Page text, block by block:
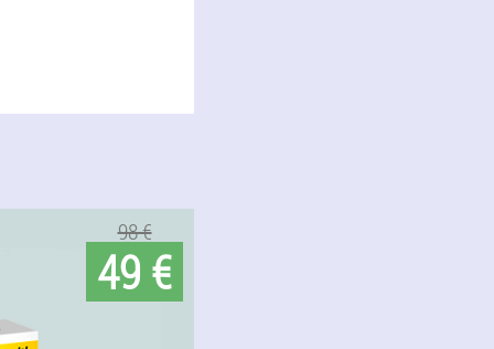
98 €
49 €